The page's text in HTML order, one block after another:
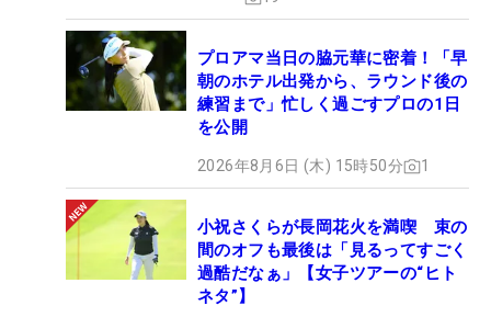
プロアマ当日の脇元華に密着！「早
朝のホテル出発から、ラウンド後の
練習まで」忙しく過ごすプロの1日
を公開
2026年8月6日 (木) 15時50分 1
小祝さくらが長岡花火を満喫 束の
間のオフも最後は「見るってすごく
過酷だなぁ」【女子ツアーの“ヒト
ネタ”】